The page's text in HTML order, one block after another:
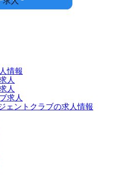
情報
人
人
求人
ェントクラブの求人情報